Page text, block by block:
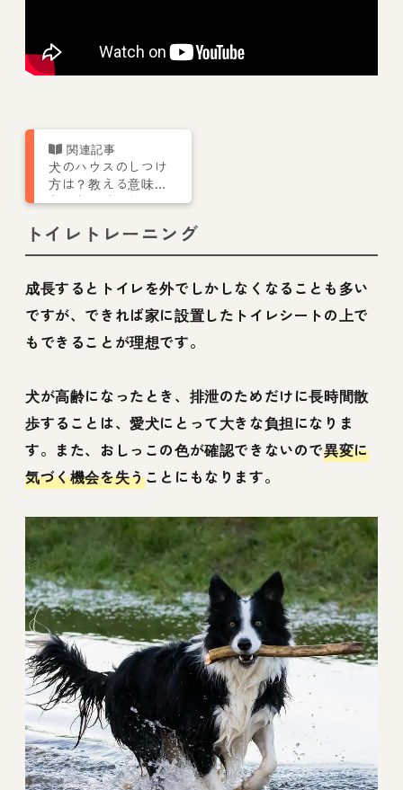
犬のハウスのしつけ
方は？教える意味、
入らない時のしつけ
トイレトレーニング
成長するとトイレを外でしかしなくなることも多い
ですが、できれば家に設置したトイレシートの上で
もできることが理想です。
犬が高齢になったとき、排泄のためだけに長時間散
歩することは、愛犬にとって大きな負担になりま
す。また、おしっこの色が確認できないので異変に
気づく機会を失うことにもなります。